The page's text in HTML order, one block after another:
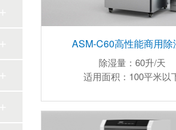
ASM-C60高性能商用除
除湿量：60升/天
适用面积：100平米以